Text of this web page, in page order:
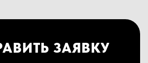
ЗАЯВКУ